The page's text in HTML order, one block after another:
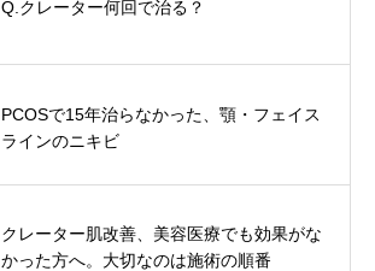
Q.クレーター何回で治る？
PCOSで15年治らなかった、顎・フェイス
ラインのニキビ
クレーター肌改善、美容医療でも効果がな
かった方へ。大切なのは施術の順番